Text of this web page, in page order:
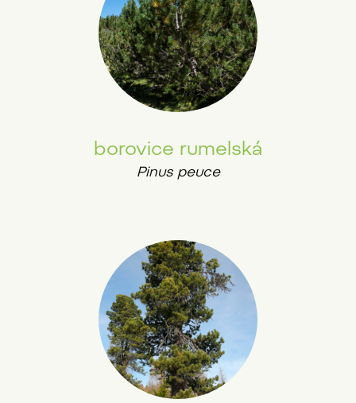
borovice rumelská
Pinus peuce